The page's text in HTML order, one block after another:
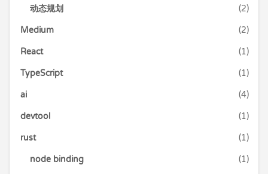
动态规划 (2)
Medium (2)
React (1)
TypeScript (1)
ai (4)
devtool (1)
rust (1)
node binding (1)